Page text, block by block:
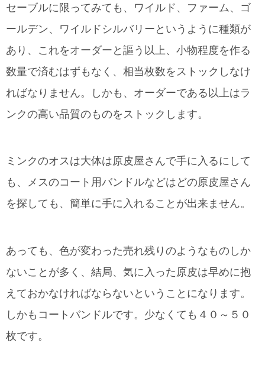
セーブルに限ってみても、ワイルド、ファーム、ゴ
ールデン、ワイルドシルバリーというように種類が
あり、これをオーダーと謳う以上、小物程度を作る
数量で済むはずもなく、相当枚数をストックしなけ
ればなりません。しかも、オーダーである以上はラ
ンクの高い品質のものをストックします。
ミンクのオスは大体は原皮屋さんで手に入るにして
も、メスのコート用バンドルなどはどの原皮屋さん
を探しても、簡単に手に入れることが出来ません。
あっても、色が変わった売れ残りのようなものしか
ないことが多く、結局、気に入った原皮は早めに抱
えておかなければならないということになります。
しかもコートバンドルです。少なくても４０～５０
枚です。